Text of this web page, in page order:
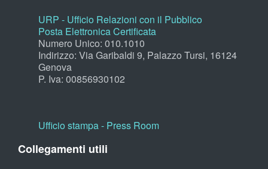
URP - Ufficio Relazioni con il Pubblico
Posta Elettronica Certificata
Numero Unico: 010.1010
Indirizzo: Via Garibaldi 9, Palazzo Tursi, 16124
Genova
P. Iva: 00856930102
Ufficio stampa - Press Room
Collegamenti utili